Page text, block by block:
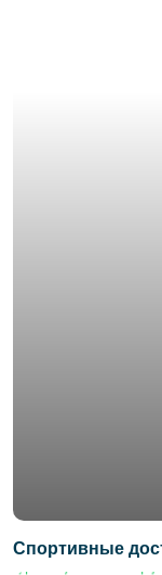
Спортивные